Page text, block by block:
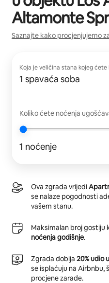
Altamonte
Saznajte kako procjenjujemo
Koja je veličina stana kojeg
1 spavaća soba
Koliko ćete noćenja
1 noćenje
Ova zgrada vrijedi
se nalaze pogodnosti
vašem stanu.
Maksimalan broj gostiju
noćenja godišnje.
Zgrada dobija 20% udio
se isplaćuju na Airbnbu,
procjene zarade.